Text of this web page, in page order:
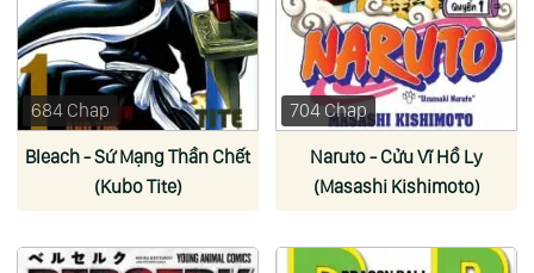
684 Chap
Bleach - Sứ Mạng Thần Chết
(Kubo Tite)
704 Chap
Naruto - Cửu Vĩ Hồ Ly
(Masashi Kishimoto)